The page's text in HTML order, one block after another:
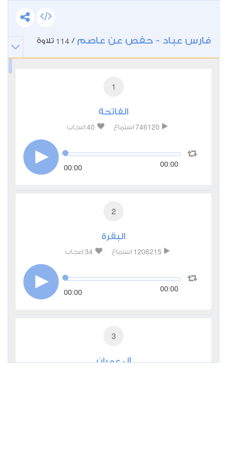
فارس عباد - حفص عن عاصم /
114 تلاوة
1
الفاتحة
746120 استماع 40 اعجاب
00:00 00:00
2
البقرة
1206215 استماع 34 اعجاب
00:00 00:00
3
آل عمران